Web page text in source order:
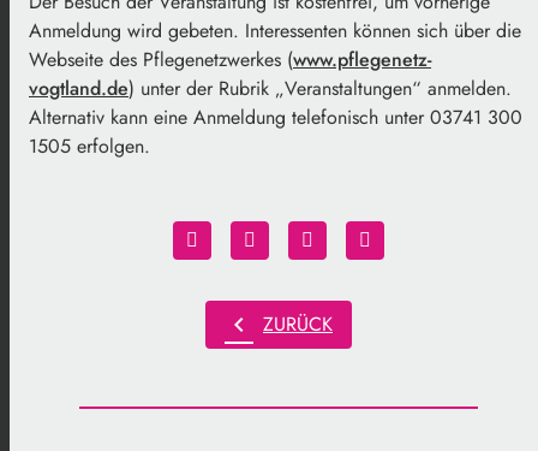
Anmeldung wird gebeten. Interessenten können sich über die
Webseite des Pflegenetzwerkes (www.pflegenetz-
vogtland.de) unter der Rubrik „Veranstaltungen“ anmelden.
Alternativ kann eine Anmeldung telefonisch unter 03741 300
1505 erfolgen.
chevron_left ZURÜCK